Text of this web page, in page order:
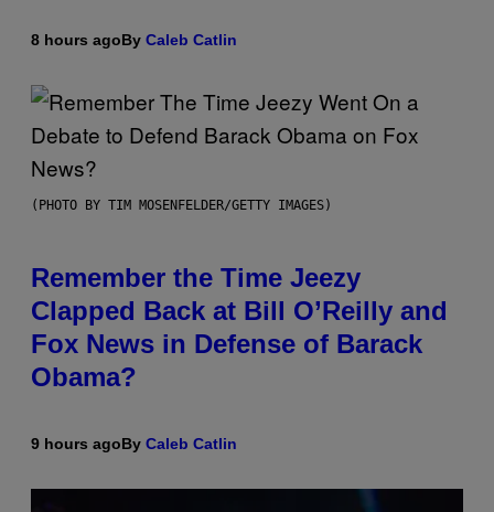
8 hours agoBy Caleb Catlin
(PHOTO BY TIM MOSENFELDER/GETTY IMAGES)
Remember the Time Jeezy
Clapped Back at Bill O’Reilly and
Fox News in Defense of Barack
Obama?
9 hours agoBy Caleb Catlin